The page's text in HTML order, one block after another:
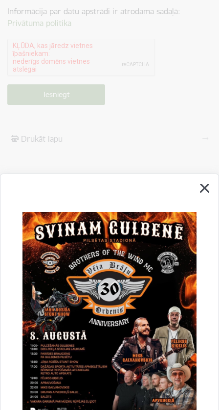
Informācija par datu apstrādi ir atrodama sadaļā:
Privātuma politika
Drukāt lapu
Vai šī informācija bija noderīga?
Sniegt atsauksmi
Esi pirmais, kurš uzzina!